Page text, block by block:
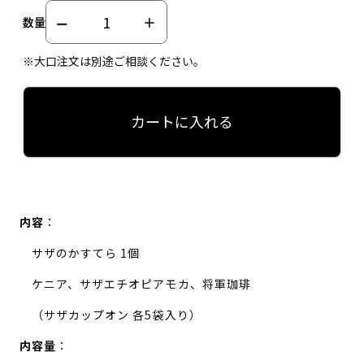
数量
※大口注文は別途ご相談ください。
カートに入れる
内容 ：
サザのかすてら 1個
ケニア、サザエチオピアモカ、将軍珈琲
（サザカップオン 各5袋入り）
内容量 ：